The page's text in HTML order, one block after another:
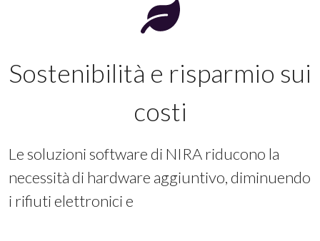
Sostenibilità e risparmio sui
costi
Le soluzioni software di NIRA riducono la
necessità di hardware aggiuntivo, diminuendo
i rifiuti elettronici e